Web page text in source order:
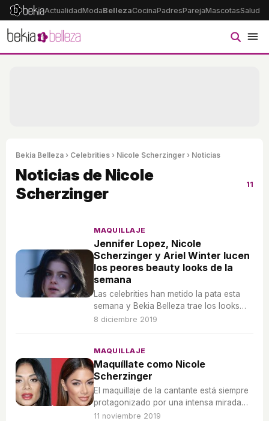
ActualidadModaBellezaCocinaPadresParejaMascotasSalud
Bekia Belleza › Celebrities › Nicole Scherzinger › Noticias
Noticias de Nicole
Scherzinger
11
MAQUILLAJE
Jennifer Lopez, Nicole
Scherzinger y Ariel Winter lucen
los peores beauty looks de la
semana
Las celebrities han metido la pata esta
semana y Bekia Belleza trae los looks
más desafortunados de la semana.
8 diciembre 2019
MAQUILLAJE
Maquíllate como Nicole
Scherzinger
El maquillaje de la cantante está siempre
protagonizado por una intensa mirada
felina. Te contamos este y el resto de
11 noviembre 2019